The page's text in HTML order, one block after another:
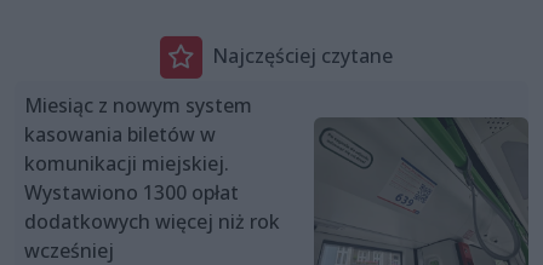
Najczęściej czytane
Miesiąc z nowym system
kasowania biletów w
komunikacji miejskiej.
Wystawiono 1300 opłat
dodatkowych więcej niż rok
wcześniej